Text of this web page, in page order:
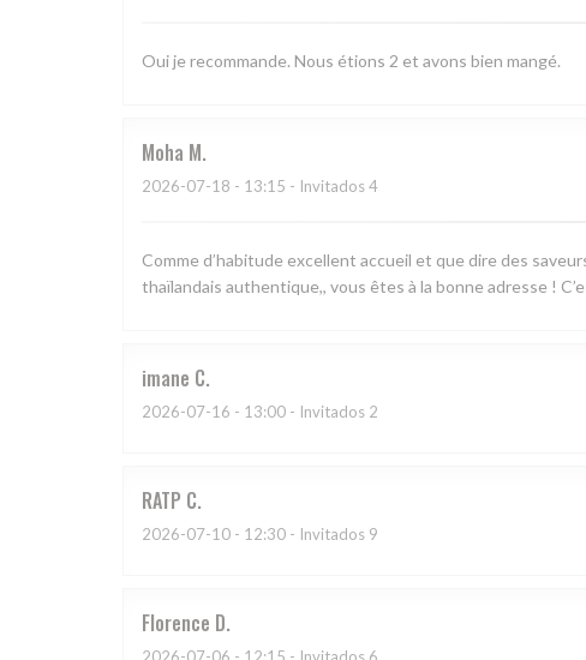
Oui je recommande. Nous étions 2 et avons bien mangé.
Moha M
2026-07-18 - 13:15 - Invitados 4
Comme d’habitude excellent accueil et que dire des
thaïlandais authentique,, vous êtes à la bonne adresse !
imane C
2026-07-16 - 13:00 - Invitados 2
RATP C
2026-07-10 - 12:30 - Invitados 9
Florence D
2026-07-06 - 12:15 - Invitados 6